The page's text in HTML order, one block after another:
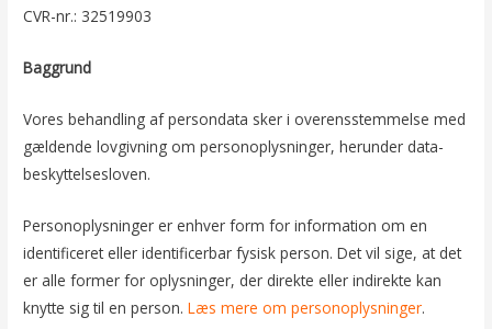
CVR-nr.: 32519903
Baggrund
Vores behandling af persondata sker i overensstemmelse med
gældende lovgivning om personoplysninger, herunder data­
beskyttelsesloven.
Personoplysninger er enhver form for information om en
identificeret eller identificerbar fysisk person. Det vil sige, at det
er alle former for oplysninger, der direkte eller indirekte kan
knytte sig til en person.Læs mere om personoplysninger.